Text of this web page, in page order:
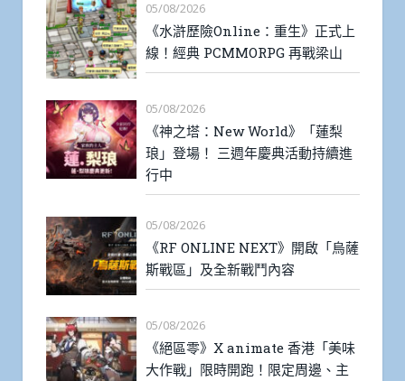
05/08/2026
《水滸歷險Online：重生》正式上
線！經典 PCMMORPG 再戰梁山
05/08/2026
《神之塔：New World》「蓮梨
琅」登場！ 三週年慶典活動持續進
行中
05/08/2026
《RF ONLINE NEXT》開啟「烏薩
斯戰區」及全新戰鬥內容
05/08/2026
《絕區零》X animate 香港「美味
大作戰」限時開跑！限定周邊、主